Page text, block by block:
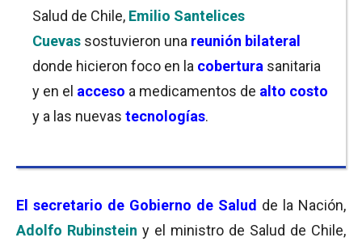
Salud de Chile, Emilio Santelices
Cuevas sostuvieron una reunión bilateral
donde hicieron foco en la cobertura sanitaria
y en el acceso a medicamentos de alto costo
y a las nuevas tecnologías.
El secretario de Gobierno de Salud de la Nación,
Adolfo Rubinstein y el ministro de Salud de Chile,